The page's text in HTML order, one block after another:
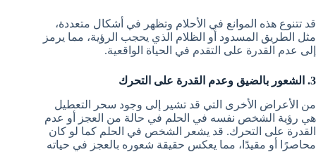
قد تتنوع هذه الموانع في الأحلام وتظهر في أشكال متعددة،
مثل الطريق المسدود أو الظلام الذي يحجب الرؤية، مما يرمز
إلى عدم القدرة على التقدم في الحياة الواقعية.
3. الشعور بالضيق وعدم القدرة على التحرك
من الأعراض الأخرى التي قد تشير إلى وجود سحر التعطيل
هي رؤية الشخص نفسه في الحلم في حالة من العجز أو عدم
القدرة على التحرك. قد يشعر الشخص في الحلم كما لو كان
محاصرًا أو مقيدًا، مما يعكس حقيقة شعوره بالعجز في حياته